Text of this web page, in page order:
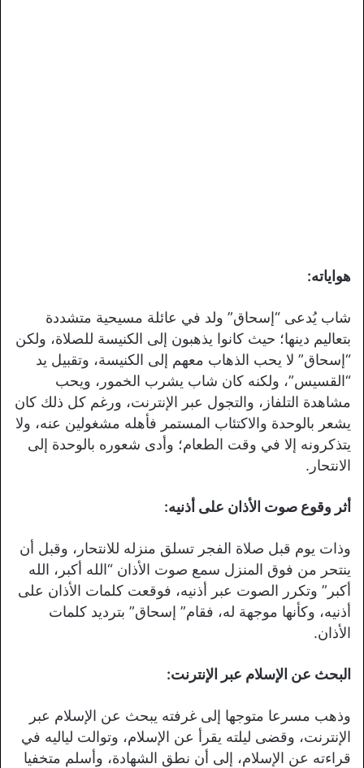
هواياته:
شاب يُدعى “إسحاق” ولد في عائلة مسيحية متشددة
بتعاليم دينها؛ حيث كانوا يذهبون إلى الكنيسة للصلاة، ولكن
“إسحاق” لا يحب الذهاب معهم إلى الكنيسة، وتقبيل يد
“القسيس”، ولكنه كان شاب يشرب الخمور، ويحب
مشاهدة التلفاز، والتجول عبر الإنترنت، ورغم كل ذلك كان
يشعر بالوحدة والاكتئاب المستمر فأهله مشغولين عنه، ولا
يتذكرونه إلا في وقت الطعام؛ وأدى شعوره بالوحدة إلى
الانتحار.
أثر وقوع صوت الأذان على أذنيه:
وذات يوم قبل صلاة الفجر تسلق منزله للانتحار، وقبل أن
ينتحر من فوق المنزل سمع صوت الأذان “الله أكبر، الله
أكبر” وتكرر الصوت عبر أذنيه، فوقعت كلمات الأذان على
أذنيه، وكأنها موجهة له، فقام” إسحاق” بترديد كلمات
الأذان.
البحث عن الإسلام عبر الإنترنت:
وذهب مسرعا متوجها إلى غرفته يبحث عن الإسلام عبر
الإنترنت، وقضى ليلته يقرأ عن الإسلام، وتوالت لياليه في
قراءته عن الإسلام، إلى أن نطق الشهادة، وأسلم متخفيا